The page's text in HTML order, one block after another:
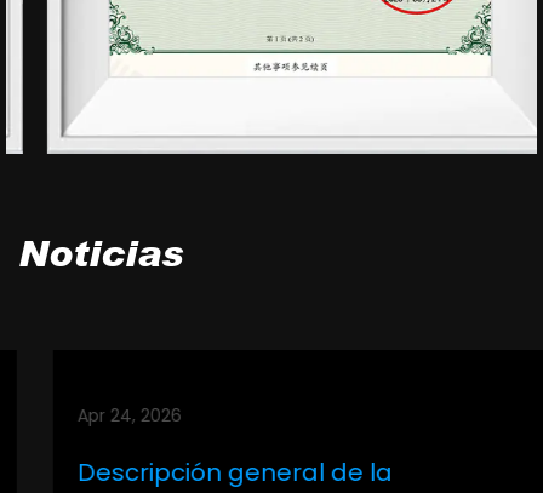
Noticias
Apr 24, 2026
Descripción general de la